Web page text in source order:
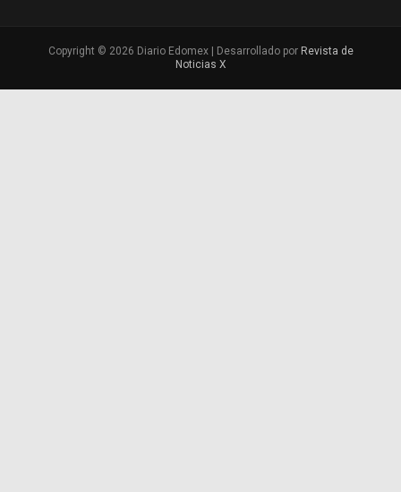
Copyright © 2026 Diario Edomex | Desarrollado por Revista de
Noticias X